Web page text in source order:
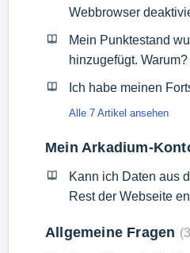
Webbrowser
Mein Punktestand
hinzugefügt. Warum?
Ich habe meinen
Alle 7 Artikel ansehen
Mein Arkadium-
Kann ich Daten aus
Rest der Webseite
Allgemeine Fragen